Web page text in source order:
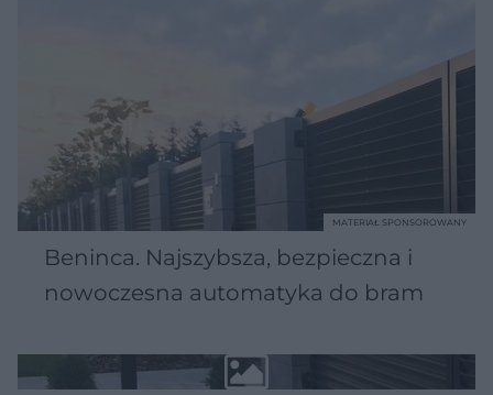
Beninca. Najszybsza, bezpieczna i
nowoczesna automatyka do bram
MATERIAŁ SPONSOROWANY